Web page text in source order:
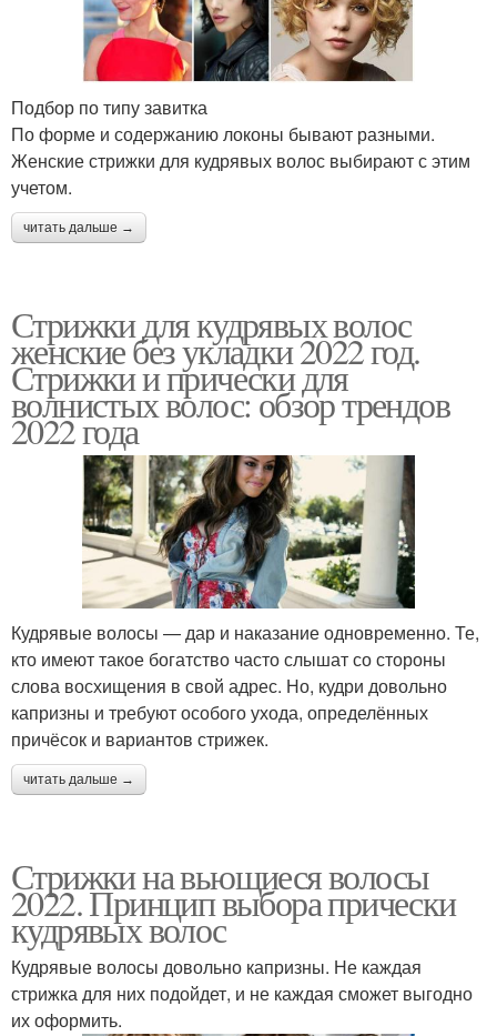
Подбор по типу завитка
По форме и содержанию локоны бывают разными.
Женские стрижки для кудрявых волос выбирают с этим
учетом.
читать дальше →
Стрижки для кудрявых волос
женские без укладки 2022 год.
Стрижки и прически для
волнистых волос: обзор трендов
2022 года
Кудрявые волосы — дар и наказание одновременно. Те,
кто имеют такое богатство часто слышат со стороны
слова восхищения в свой адрес. Но, кудри довольно
капризны и требуют особого ухода, определённых
причёсок и вариантов стрижек.
читать дальше →
Стрижки на вьющиеся волосы
2022. Принцип выбора прически
кудрявых волос
Кудрявые волосы довольно капризны. Не каждая
стрижка для них подойдет, и не каждая сможет выгодно
их оформить.